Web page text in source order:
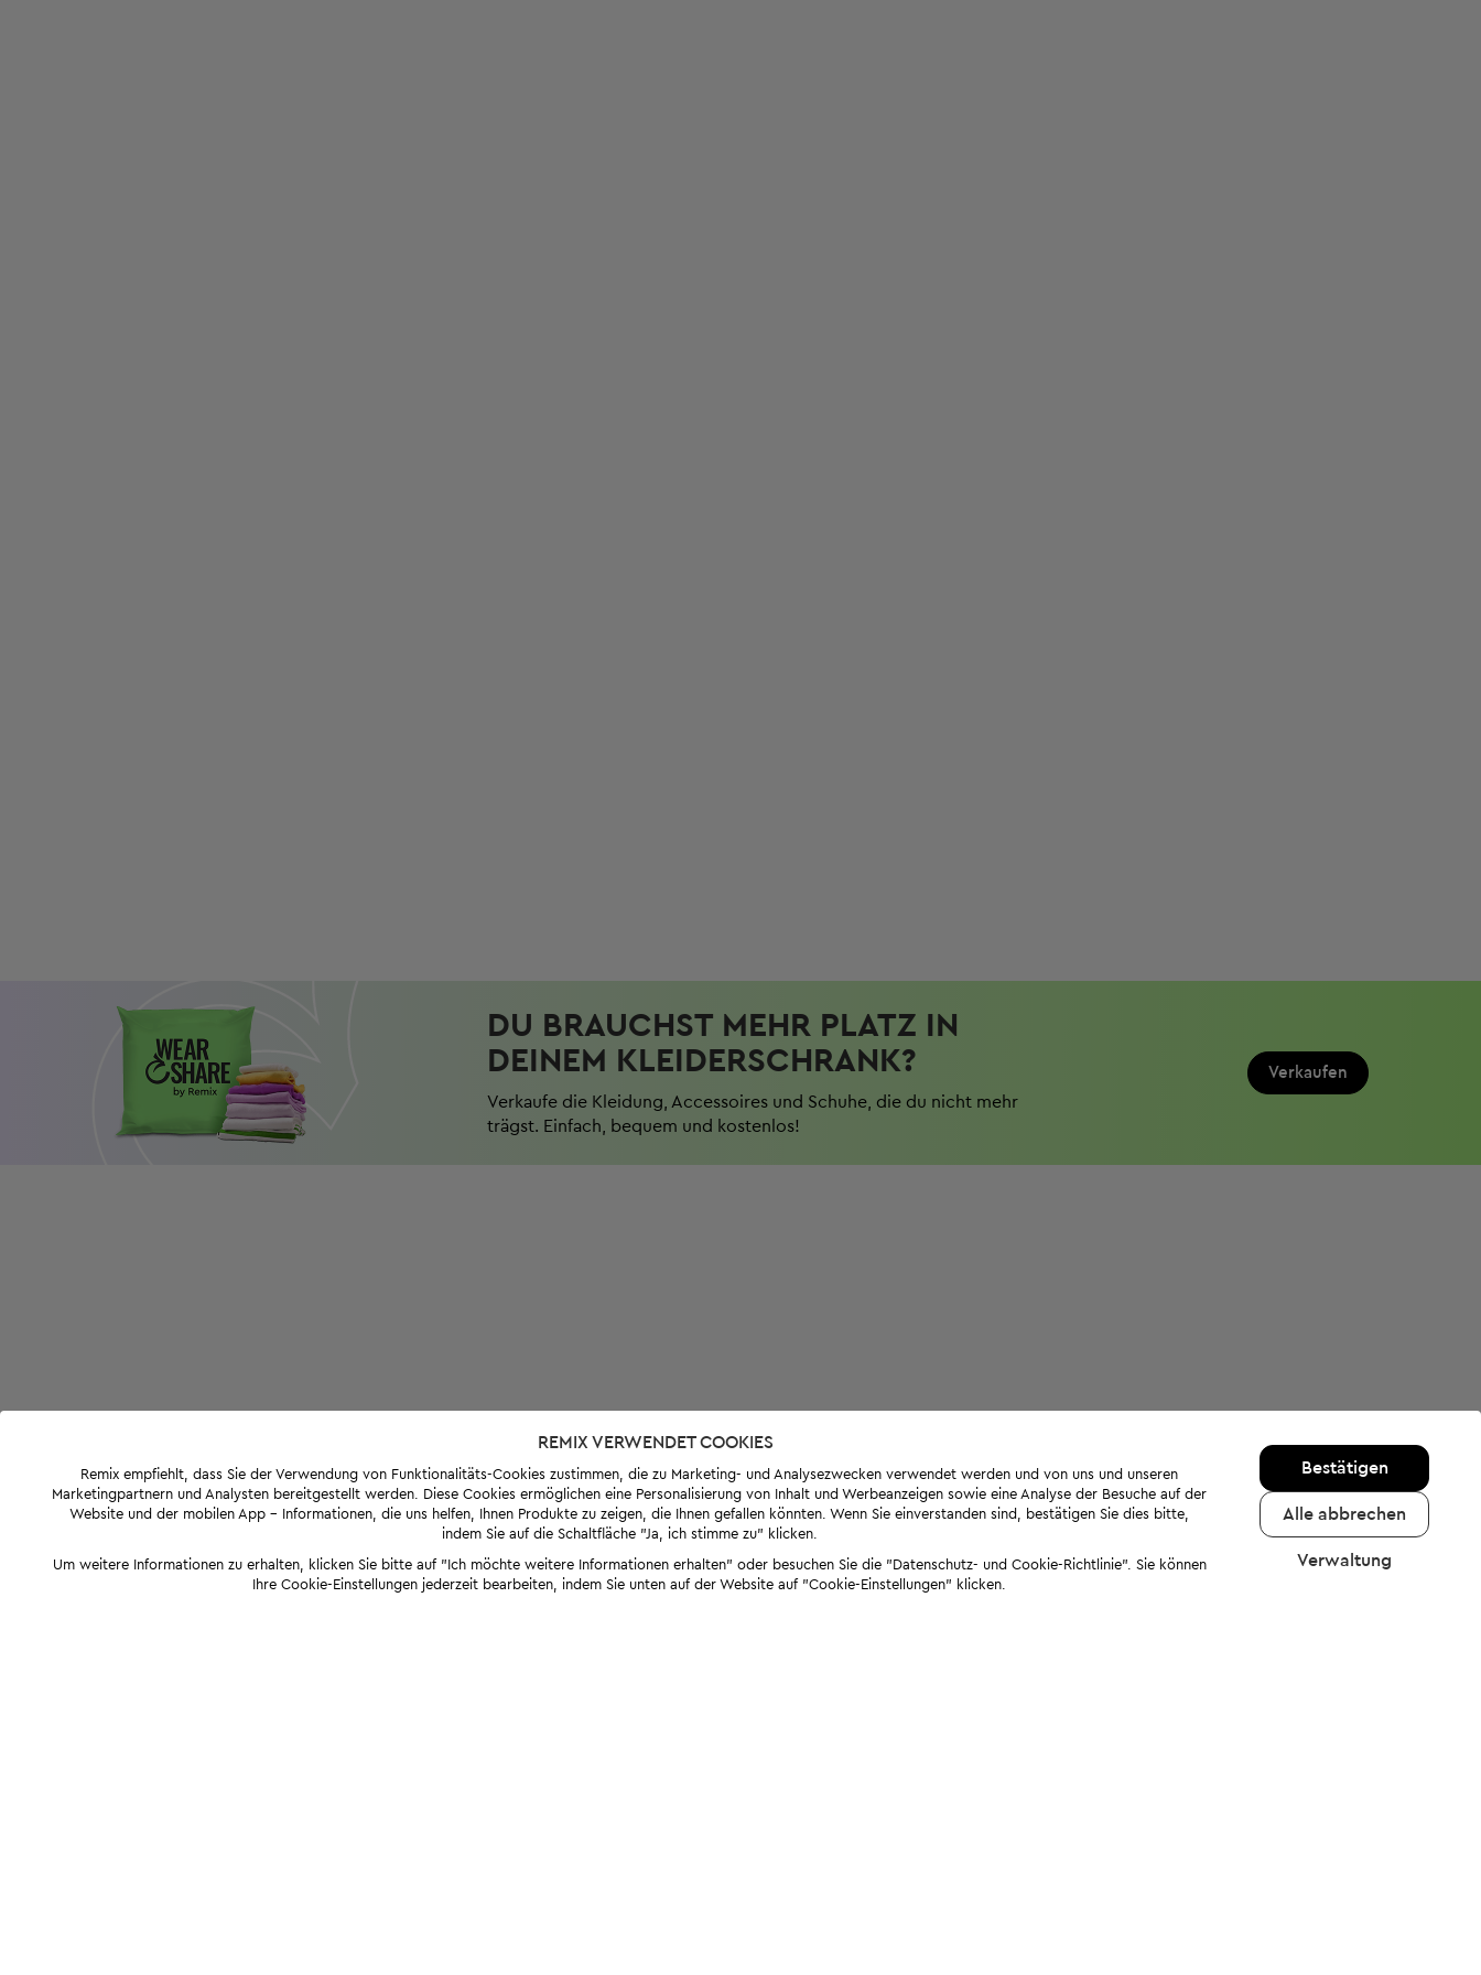
DU BRAUCHST MEHR PLATZ IN
DEINEM KLEIDERSCHRANK?
Verkaufe die Kleidung, Accessoires und Schuhe, die du nicht mehr
trägst. Einfach, bequem und kostenlos!
Verkaufen
REMIX VERWENDET COOKIES
Remix empfiehlt, dass Sie der Verwendung von Funktionalitäts-Cookies zustimmen, die zu Marketing- und Analysezwecken verwendet werden und von uns und unseren
Marketingpartnern und Analysten bereitgestellt werden. Diese Cookies ermöglichen eine Personalisierung von Inhalt und Werbeanzeigen sowie eine Analyse der Besuche auf der
Website und der mobilen App - Informationen, die uns helfen, Ihnen Produkte zu zeigen, die Ihnen gefallen könnten. Wenn Sie einverstanden sind, bestätigen Sie dies bitte,
indem Sie auf die Schaltfläche "Ja, ich stimme zu" klicken.
Um weitere Informationen zu erhalten, klicken Sie bitte auf "Ich möchte weitere Informationen erhalten" oder besuchen Sie die "Datenschutz- und Cookie-Richtlinie". Sie können
Ihre Cookie-Einstellungen jederzeit bearbeiten, indem Sie unten auf der Website auf "Cookie-Einstellungen" klicken.
Bestätigen
Alle abbrechen
Verwaltung